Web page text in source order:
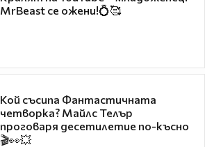
MrBeast се ожени!💍🥰
Кой съсипа Фантастичната
четворка? Майлс Телър
проговаря десетилетие по-късно
🎬👀💥